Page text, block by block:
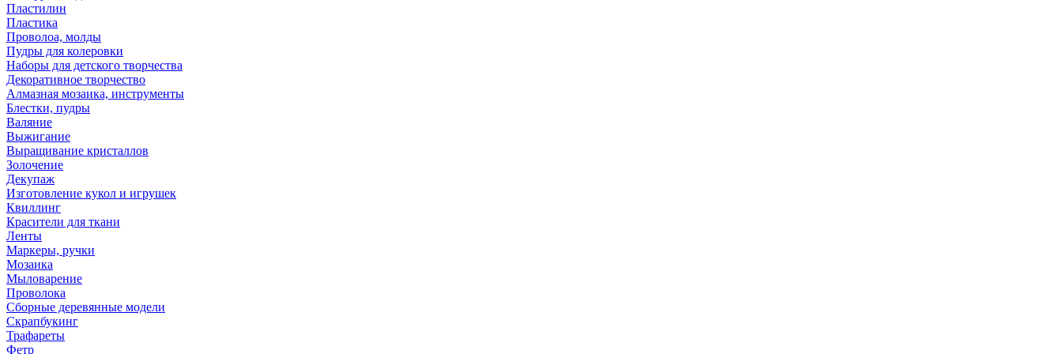
Пластилин
Пластика
Проволоа, молды
Пудры для колеровки
Наборы для детского творчества
Декоративное творчество
Алмазная мозаика, инструменты
Блестки, пудры
Валяние
Выжигание
Выращивание кристаллов
Золочение
Декупаж
Изготовление кукол и игрушек
Квиллинг
Красители для ткани
Ленты
Маркеры, ручки
Мозаика
Мыловарение
Проволока
Сборные деревянные модели
Скрапбукинг
Трафареты
Фетр